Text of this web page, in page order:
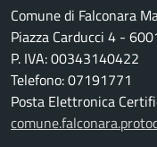
Comune di Falconara
Piazza Carducci 4 -
P. IVA: 00343140422
Telefono: 07191771
Posta Elettronica